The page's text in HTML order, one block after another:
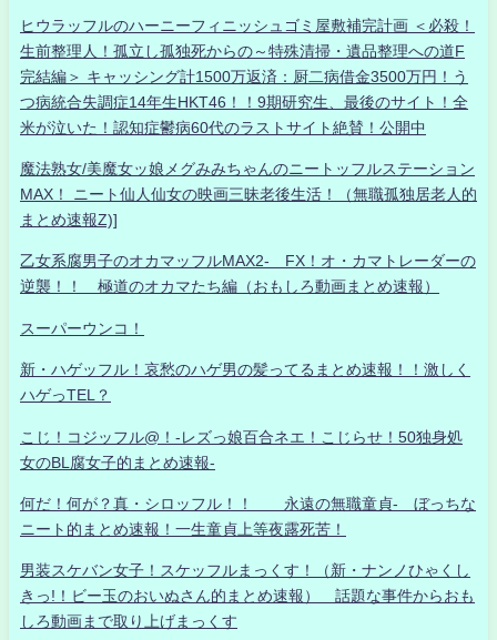
ヒウラッフルのハーニーフィニッシュゴミ屋敷補完計画 ＜必殺！
生前整理人！孤立し孤独死からの～特殊清掃・遺品整理への道F
完結編＞ キャッシング計1500万返済：厨二病借金3500万円！う
つ病統合失調症14年生HKT46！！9期研究生、最後のサイト！全
米が泣いた！認知症鬱病60代のラストサイト絶賛！公開中
魔法熟女/美魔女ッ娘メグみみちゃんのニートッフルステーション
MAX！ ニート仙人仙女の映画三昧老後生活！（無職孤独居老人的
まとめ速報Z)]
乙女系腐男子のオカマッフルMAX2- FX！オ・カマトレーダーの
逆襲！！ 極道のオカマたち編（おもしろ動画まとめ速報）
スーパーウンコ！
新・ハゲッフル！哀愁のハゲ男の髪ってるまとめ速報！！激しく
ハゲっTEL？
こじ！コジッフル@！-レズっ娘百合ネエ！こじらせ！50独身処
女のBL腐女子的まとめ速報-
何だ！何が？真・シロッフル！！ 永遠の無職童貞- ぼっちな
ニート的まとめ速報！一生童貞上等夜露死苦！
男装スケバン女子！スケッフルまっくす！（新・ナンノひゃくし
きっ!！ビー玉のおいぬさん的まとめ速報） 話題な事件からおも
しろ動画まで取り上げまっくす